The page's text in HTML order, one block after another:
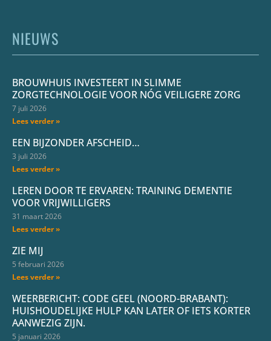
NIEUWS
BROUWHUIS INVESTEERT IN SLIMME
ZORGTECHNOLOGIE VOOR NÓG VEILIGERE ZORG
7 juli 2026
Lees verder »
EEN BIJZONDER AFSCHEID…
3 juli 2026
Lees verder »
LEREN DOOR TE ERVAREN: TRAINING DEMENTIE
VOOR VRIJWILLIGERS
31 maart 2026
Lees verder »
ZIE MIJ
5 februari 2026
Lees verder »
WEERBERICHT: CODE GEEL (NOORD-BRABANT):
HUISHOUDELIJKE HULP KAN LATER OF IETS KORTER
AANWEZIG ZIJN.
5 januari 2026